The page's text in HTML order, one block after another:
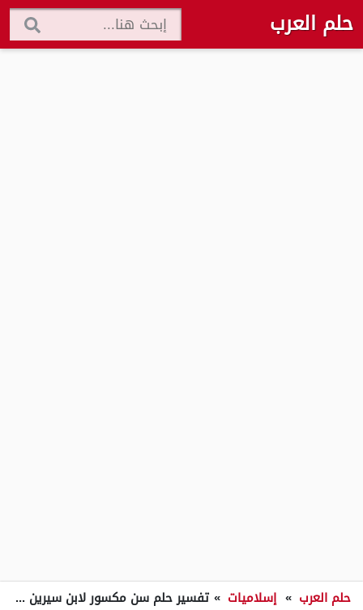
حلم العرب
حلم العرب » إسلاميات » تفسير حلم سن مكسور لابن سيرين وما الدلالات